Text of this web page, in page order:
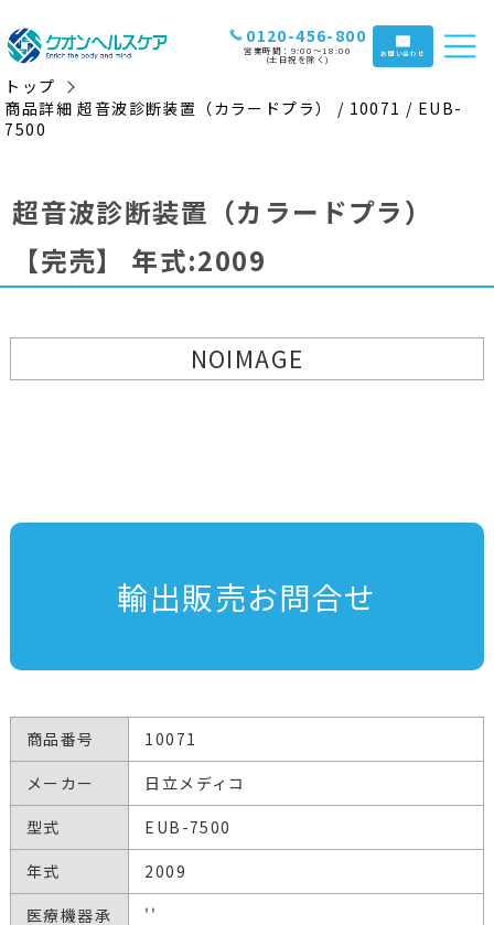
0120-456-800
営業時間：9:00〜18:00
(土日祝を除く) お問い合わせ
トップ
商品詳細 超音波診断装置（カラードプラ） / 10071 / EUB-
7500
超音波診断装置（カラードプラ）
【完売】
年式:2009
NOIMAGE
輸出販売お問合せ
商品番号
10071
メーカー
日立メディコ
型式
EUB-7500
年式
2009
医療機器承
''